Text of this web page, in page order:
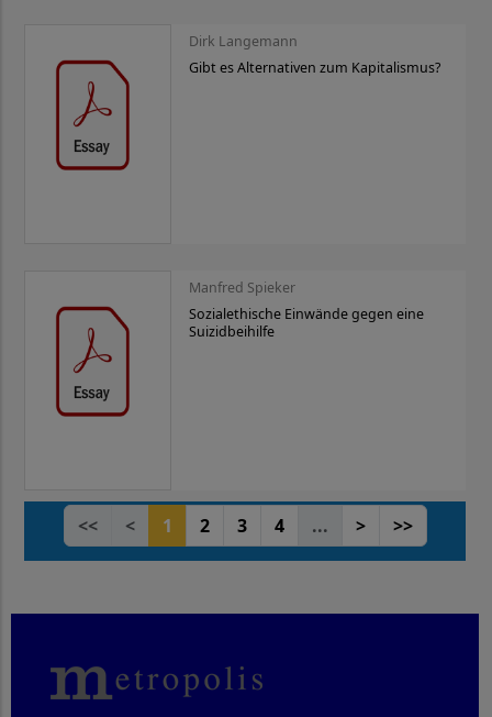
Dirk Langemann
Gibt es Alternativen zum Kapitalismus?
Manfred Spieker
Sozialethische Einwände gegen eine
Suizidbeihilfe
<< < 1 2 3 4 ... > >>